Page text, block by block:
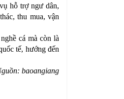
hỗ trợ ngư dân,
thu mua, vận
cá mà còn là
tế, hướng đến
baoangiang